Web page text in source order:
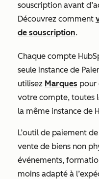
souscription avant
Découvrez comment
de souscription.
Chaque compte
seule instance de
utilisez Marques pour
votre compte, toutes
la même instance de
L’outil de paiement
vente de biens non
événements,
moins adapté à